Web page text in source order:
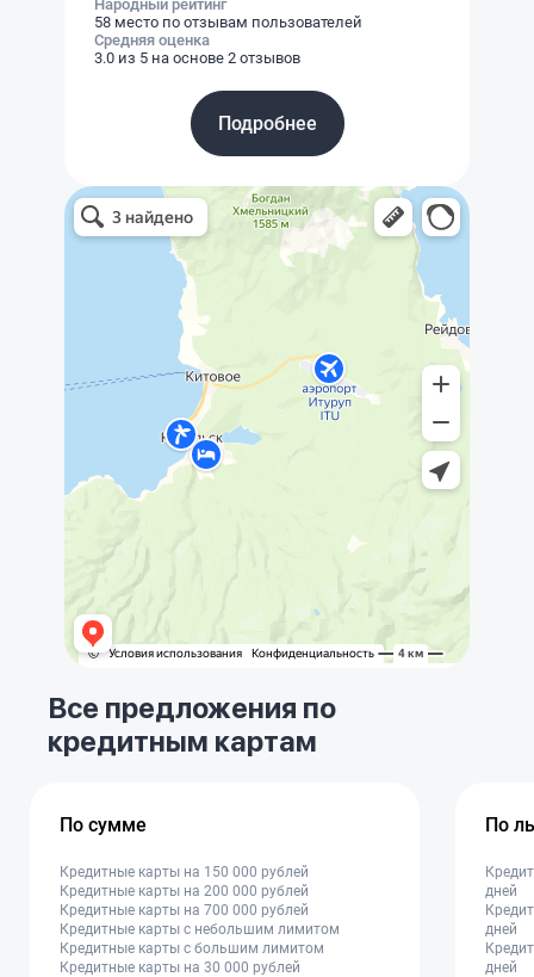
Народный рейтинг
58 место по отзывам пользователей
Средняя оценка
3.0 из 5 на основе 2 отзывов
Подробнее
Все предложения по
кредитным картам
По сумме
Кредитные карты на 150 000 рублей
Кредитные карты на 200 000 рублей
Кредитные карты на 700 000 рублей
Кредитные карты с небольшим лимитом
Кредитные карты с большим лимитом
Кредитные карты на 30 000 рублей
По
дней
дней
дней